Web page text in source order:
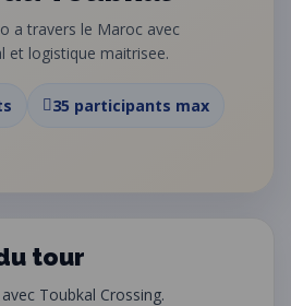
a travers le Maroc avec
et logistique maitrisee.
35 participants max
tour
Toubkal Crossing.